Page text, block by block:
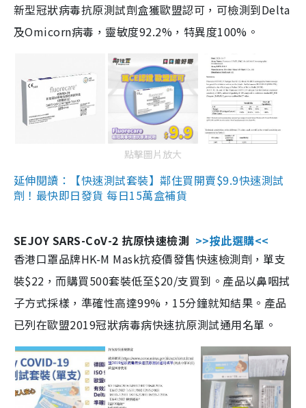
新型冠狀病毒抗原測試劑盒獲歐盟認可，可檢測到Delta
及Omicorn病毒，靈敏度92.2%，特異度100%。
點擊圖片放大
延伸閱讀：【快速測試套裝】鄰住買開賣$9.9快速測試
劑！最快即日發貨 每日15萬盒補貨
SEJOY SARS-CoV-2 抗原快速檢測 >>按此選購<<
香港口罩品牌HK-M Mask抗疫價發售快速檢測劑，單支
裝$22，而購買500套裝低至$20/支買到。產品以鼻咽拭
子方式採樣，準確性高達99%，15分鐘就知結果。產品
已列在歐盟2019冠狀病毒病快速抗原測試通用名單。